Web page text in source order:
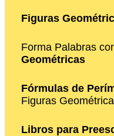
Figuras
Forma Palabras
Geométricas
Fórmulas de
Figuras
Libros para